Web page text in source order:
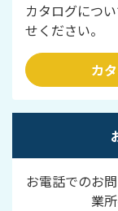
カタログにつ
せください。
カ
お電話でのお
業